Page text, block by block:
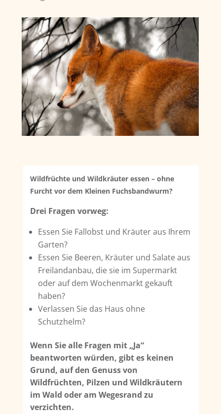
Wildfrüchte und Wildkräuter essen – ohne
Furcht vor dem Kleinen Fuchsbandwurm?
Drei Fragen vorweg:
Essen Sie Fallobst und Kräuter aus Ihrem
Garten?
Essen Sie Beeren, Kräuter und Salate aus
Freilandanbau, die sie im Supermarkt
oder auf dem Wochenmarkt gekauft
haben?
Verlassen Sie das Haus ohne
Schutzhelm?
Wenn Sie alle Fragen mit „Ja“
beantworten würden, gibt es keinen
Grund, auf den Genuss von
Wildfrüchten, Pilzen und Wildkräutern
im Wald oder am Wegesrand zu
verzichten.